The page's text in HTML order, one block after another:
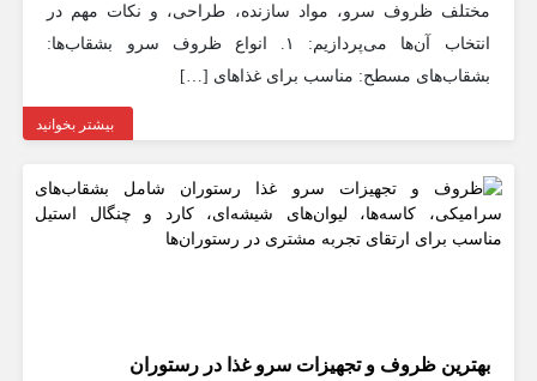
مختلف ظروف سرو، مواد سازنده، طراحی، و نکات مهم در
انتخاب آن‌ها می‌پردازیم: ۱. انواع ظروف سرو بشقاب‌ها:
بشقاب‌های مسطح: مناسب برای غذاهای […]
بیشتر بخوانید
بهترین ظروف و تجهیزات سرو غذا در رستوران‌